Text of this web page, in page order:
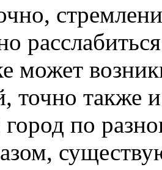
может
точно также
по